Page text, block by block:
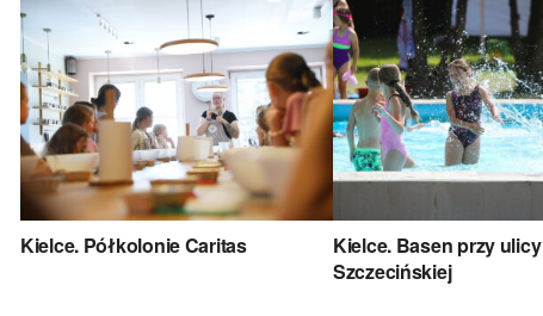
Kielce. Półkolonie Caritas
Kielce. Basen przy ulicy
Szczecińskiej